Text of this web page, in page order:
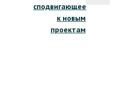
сподвигающее
к новым
проектам